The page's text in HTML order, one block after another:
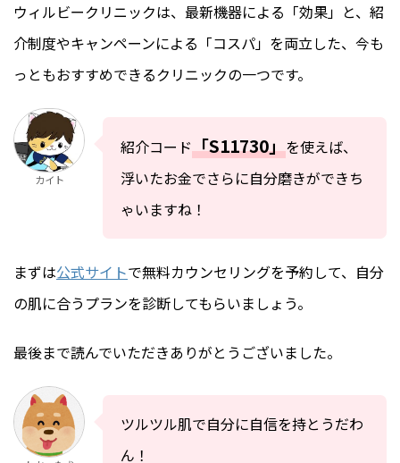
ウィルビークリニックは、最新機器による「効果」と、紹
介制度やキャンペーンによる「コスパ」を両立した、今も
っともおすすめできるクリニックの一つです。
カイト
紹介コード「S11730」を使えば、
浮いたお金でさらに自分磨きができち
ゃいますね！
まずは公式サイトで無料カウンセリングを予約して、自分
の肌に合うプランを診断してもらいましょう。
最後まで読んでいただきありがとうございました。
ツルツル肌で自分に自信を持とうだわ
ん！